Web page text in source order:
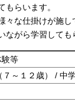
もらいます。
々な仕掛けが施
ながら学習しても
験等
７～１２歳） / 中